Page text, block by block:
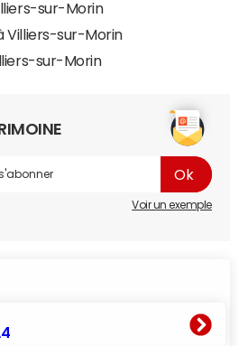
sur-Morin
Villiers-sur-Morin
sur-Morin
Voir un exemple